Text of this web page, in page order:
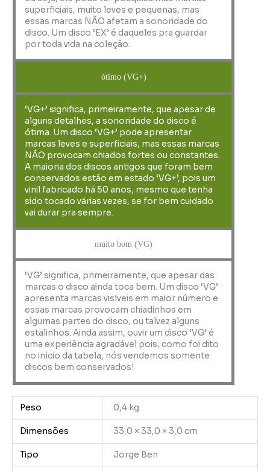
superficiais, muito leves e pequenas, mas
essas marcas NÃO afetam a sonoridade do
disco. Um disco ‘EX’ é daqueles pra guardar
por toda vida na coleção.
ótimo (VG+)
‘VG+’ significa, primeiramente, que apesar de
alguns detalhes, a sonoridade do disco é
ótima. Um disco ‘VG+’ pode apresentar
marcas leves e superficiais, mas essas marcas
NÃO provocam chiados fortes ou constantes.
A maioria dos discos antigos que foram bem
conservados estão em estado ‘VG+’, pois um
vinil fabricado há 50 anos, mesmo que tenha
sido tocado várias vezes, se for bem cuidado
vai durar pra sempre.
muito bom (VG)
‘VG’ significa, primeiramente, que apesar das
marcas o disco ainda toca bem. Um disco ‘VG’
apresenta marcas visíveis em maior número e
essas marcas provocam chiadinhos em
algumas partes do disco, ou talvez alguns
estalinhos. Ainda assim, ouvir um disco ‘VG’ é
uma experiência agradável pois, como foi dito
no início da tabela, nós vendemos somente
discos bem conservados!
Peso 0,4 kg
Dimensões 33,0 × 33,0 × 3,0 cm
Tipo Jorge Ben